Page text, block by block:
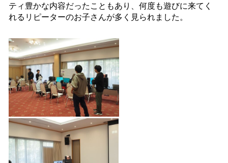
ティ豊かな内容だったこともあり、何度も遊びに来てく
れるリピーターのお子さんが多く見られました。